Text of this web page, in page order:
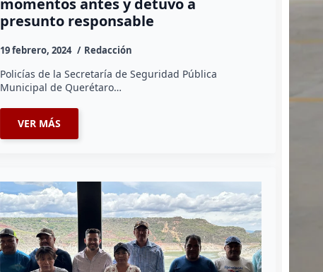
momentos antes y detuvo a
presunto responsable
19 febrero, 2024 Redacción
Policías de la Secretaría de Seguridad Pública
Municipal de Querétaro…
VER MÁS